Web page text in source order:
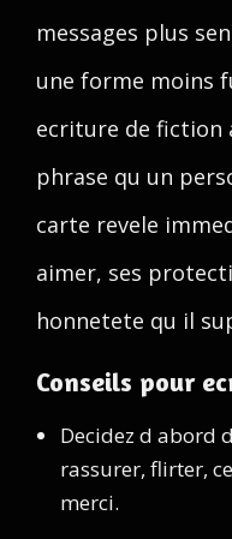
messages plus
une forme moins
ecriture de fiction
phrase qu un
carte revele
aimer, ses
honnetete qu il
Conseils pour
Decidez d abord
rassurer, flirter,
merci.